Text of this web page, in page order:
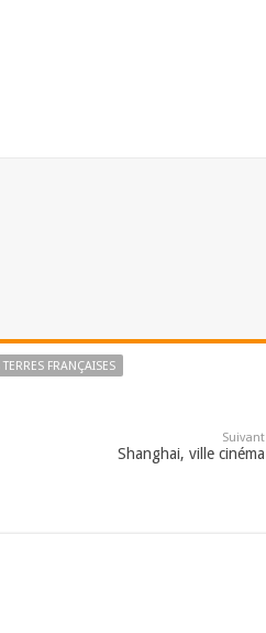
FRANÇAISES
Suivant
Shanghai, ville cinéma